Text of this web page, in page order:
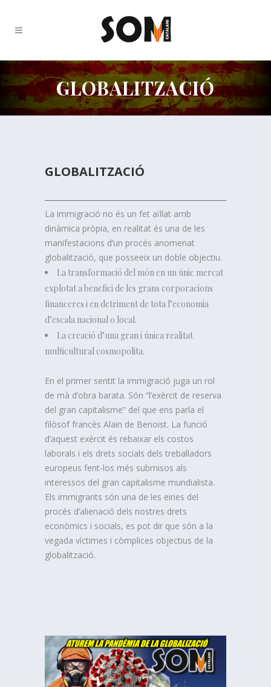
GLOBALITZACIÓ
GLOBALITZACIÓ
La immigració no és un fet aïllat amb
dinàmica pròpia, en realitat és una de les
manifestacions d’un procés anomenat
globalització, que posseeix un doble objectiu.
La transformació del món en un únic mercat
explotat a benefici de les grans corporacions
financeres i en detriment de tota l’economia
d’escala nacional o local.
La creació d’una gran i única realitat
multicultural cosmopolita.
En el primer sentit la immigració juga un rol
de mà d’obra barata. Són “l’exèrcit de reserva
del gran capitalisme” del que ens parla el
filòsof francès Alain de Benoist. La funció
d’aquest exèrcit és rebaixar els costos
laborals i els drets socials dels treballadors
europeus fent-los més submisos als
interessos del gran capitalisme mundialista.
Els immigrants són una de les eines del
procés d’alienació dels nostres drets
econòmics i socials, es pot dir que són a la
vegada víctimes i còmplices objectius de la
globalització.